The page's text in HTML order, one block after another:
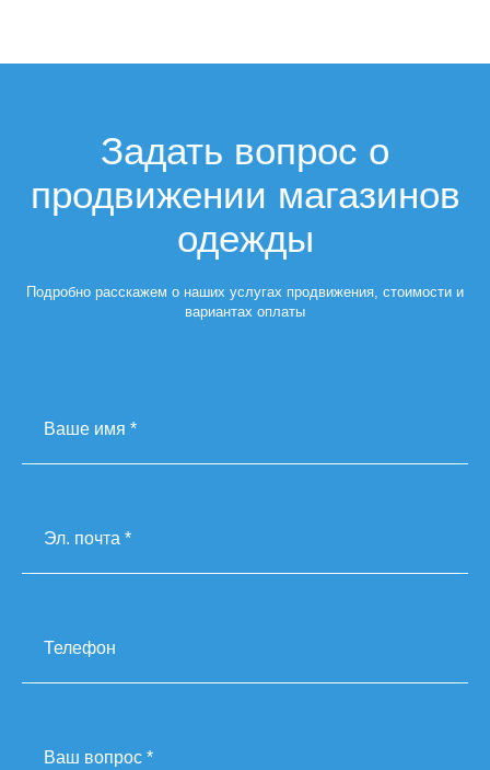
Задать вопрос о
продвижении магазинов
одежды
Подробно расскажем о наших услугах продвижения, стоимости и
вариантах оплаты
Ваше имя *
Эл. почта *
Телефон
Ваш вопрос *